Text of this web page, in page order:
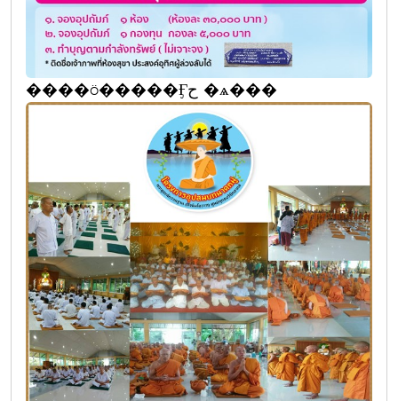
����ö�����Ӻح �ѧ���